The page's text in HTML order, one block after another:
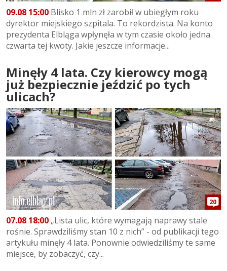
09.08 15:00 Blisko 1 mln zł zarobił w ubiegłym roku
dyrektor miejskiego szpitala. To rekordzista. Na konto
prezydenta Elbląga wpłynęła w tym czasie około jedna
czwarta tej kwoty. Jakie jeszcze informacje...
Minęły 4 lata. Czy kierowcy mogą
już bezpiecznie jeździć po tych
ulicach?
20
07.08 18:00 „Lista ulic, które wymagają naprawy stale
rośnie. Sprawdziliśmy stan 10 z nich” - od publikacji tego
artykułu minęły 4 lata. Ponownie odwiedziliśmy te same
miejsce, by zobaczyć, czy...